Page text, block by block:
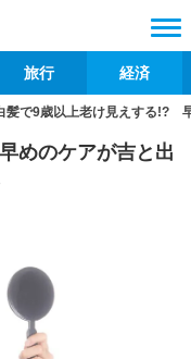
旅行 経済
髪で9歳以上老け見えする!?
めのケアが吉と出